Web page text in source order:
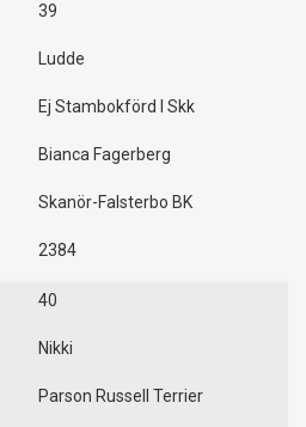
39
Ludde
Ej Stambokförd I Skk
Bianca Fagerberg
Skanör-Falsterbo BK
2384
40
Nikki
Parson Russell Terrier